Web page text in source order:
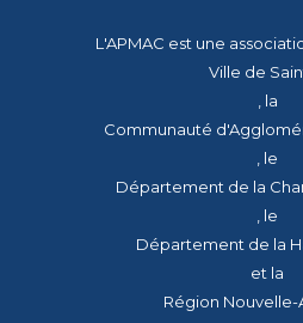
L'APMAC est une
Ville de
, la
Communauté
, le
Département de la
, le
Département de la
et la
Région Nouvelle-